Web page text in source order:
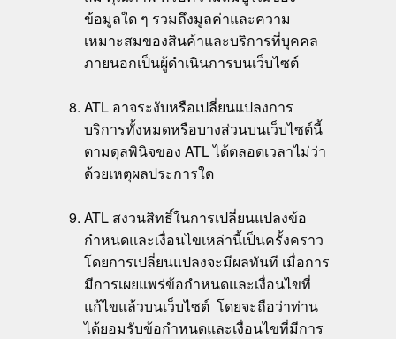
ข้อมูลใด ๆ รวมถึงมูลค่าและความ
เหมาะสมของสินค้าและบริการที่บุคคล
ภายนอกเป็นผู้ดำเนินการบนเว็บไซต์
ATL อาจระงับหรือเปลี่ยนแปลงการ
บริการทั้งหมดหรือบางส่วนบนเว็บไซต์นี้
ตามดุลพินิจของ ATL ได้ตลอดเวลาไม่ว่า
ด้วยเหตุผลประการใด
ATL สงวนสิทธิ์ในการเปลี่ยนแปลงข้อ
กำหนดและเงื่อนไขเหล่านี้เป็นครั้งคราว
โดยการเปลี่ยนแปลงจะมีผลทันที เมื่อการ
มีการเผยแพร่ข้อกำหนดและเงื่อนไขที่
แก้ไขแล้วบนเว็บไซต์ โดยจะถือว่าท่าน
ได้ยอมรับข้อกำหนดและเงื่อนไขที่มีการ